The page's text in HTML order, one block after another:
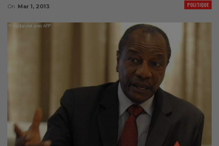
POLITIQUE
On Mar 1, 2013